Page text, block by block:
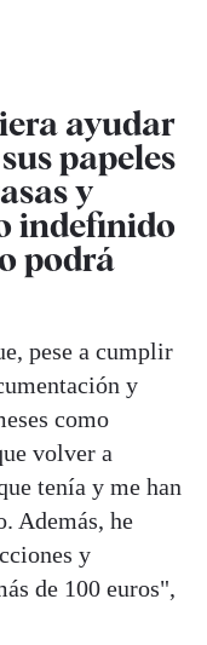
ayudar
papeles
y
indefinido
podrá
pese a cumplir
y
como
volver a
tenía y me han
Además, he
y
de 100 euros",